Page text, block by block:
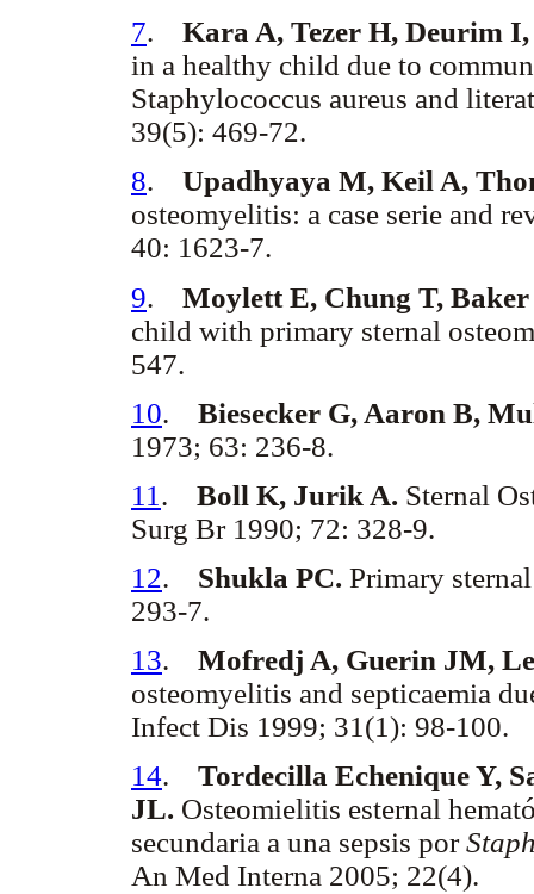
7. Kara A, Tezer H, Deurim
in a healthy child due to
Staphylococcus aureus and
39(5): 469-72.
8. Upadhyaya M, Keil A,
osteomyelitis: a case serie and
40: 1623-7.
9. Moylett E, Chung T, Baker
child with primary sternal
547.
10. Biesecker G, Aaron B,
1973; 63: 236-8.
11 . Boll K, Jurik A. Sternal
Surg Br 1990; 72: 328-9.
12. Shukla PC. Primary
293-7.
13. Mofredj A, Guerin JM,
osteomyelitis and septicaemia
Infect Dis 1999; 31(1): 98-100.
14. Tordecilla Echenique Y,
JL. Osteomielitis esternal
secundaria a una sepsis por
An Med Interna 2005; 22(4).